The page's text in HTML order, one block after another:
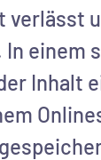
verlässt
einem
Inhalt